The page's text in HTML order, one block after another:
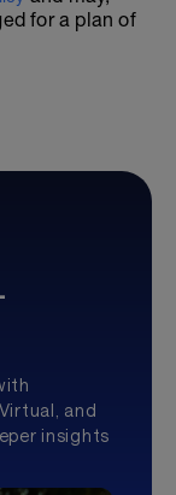
for a plan of
and
insights